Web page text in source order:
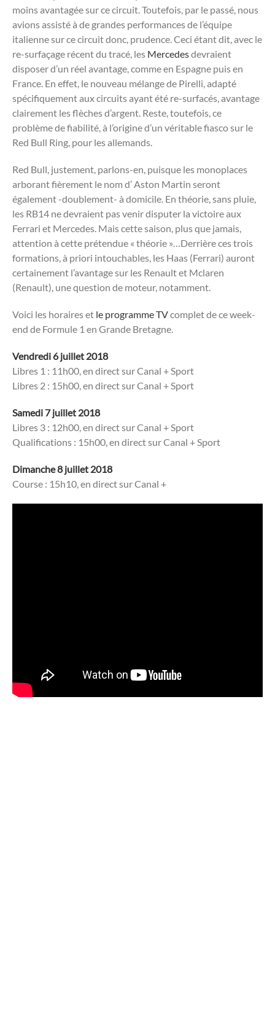
moins avantagée sur ce circuit. Toutefois, par le passé, nous
avions assisté à de grandes performances de l’équipe
italienne sur ce circuit donc, prudence. Ceci étant dit, avec le
re-surfaçage récent du tracé, les Mercedesdevraient
disposer d’un réel avantage, comme en Espagne puis en
France. En effet, le nouveau mélange de Pirelli, adapté
spécifiquement aux circuits ayant été re-surfacés, avantage
clairement les flèches d’argent. Reste, toutefois, ce
problème de fiabilité, à l’origine d’un véritable fiasco sur le
Red Bull Ring, pour les allemands.
Red Bull, justement, parlons-en, puisque les monoplaces
arborant fièrement le nom d’ Aston Martin seront
également -doublement- à domicile. En théorie, sans pluie,
les RB14 ne devraient pas venir disputer la victoire aux
Ferrari et Mercedes. Mais cette saison, plus que jamais,
attention à cette prétendue « théorie »…Derrière ces trois
formations, à priori intouchables, les Haas (Ferrari) auront
certainement l’avantage sur les Renault et Mclaren
(Renault), une question de moteur, notamment.
Voici les horaires et le programme TVcomplet de ce week-
end de Formule 1 en Grande Bretagne.
Vendredi 6 juillet 2018
Libres 1 : 11h00, en direct sur Canal + Sport
Libres 2 : 15h00, en direct sur Canal + Sport
Samedi 7 juillet 2018
Libres 3 : 12h00, en direct sur Canal + Sport
Qualifications : 15h00, en direct sur Canal + Sport
Dimanche 8 juillet 2018
Course : 15h10, en direct sur Canal +